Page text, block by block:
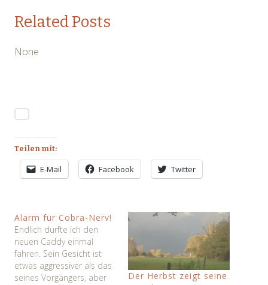
Related Posts
None
Teilen mit:
E-Mail Facebook Twitter
Alarm für Cobra-Nerv!
Endlich durfte ich den
neuen Caddy einmal
fahren. Sein Gesicht ist
etwas aggressiver als das
seines Vorgängers, aber
Der Herbst zeigt seine